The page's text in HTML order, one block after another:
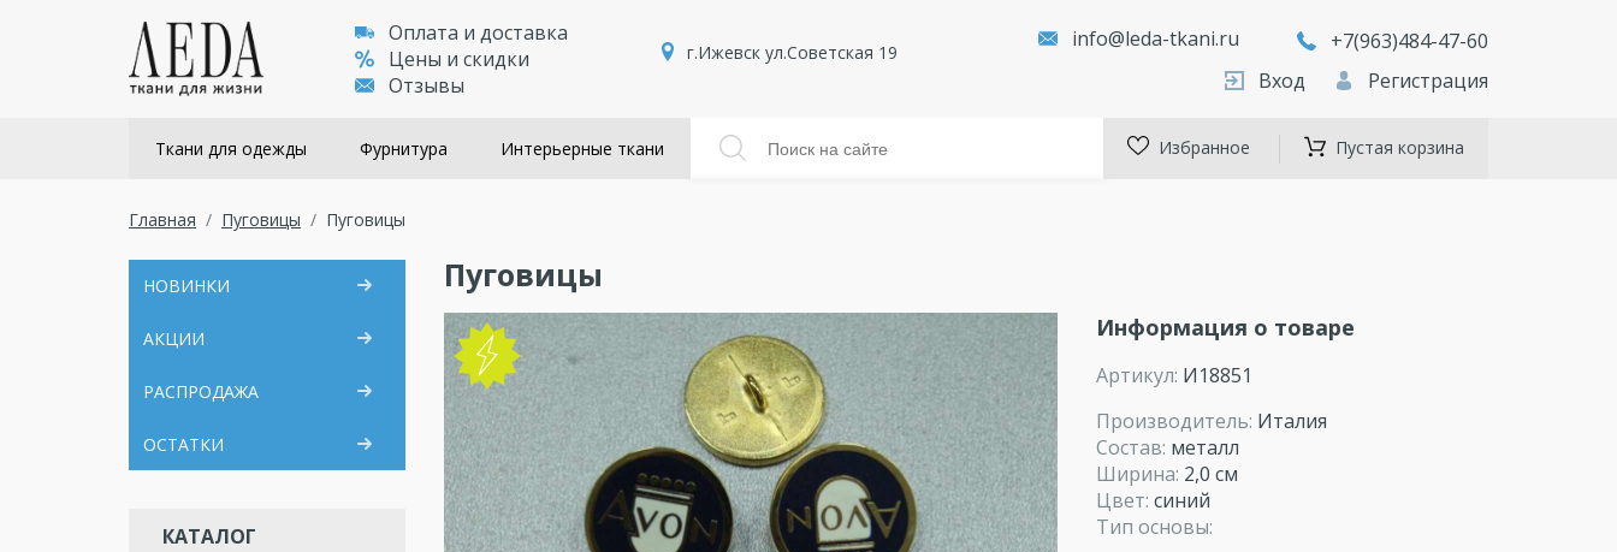
Оплата и доставка
Цены и скидки
Отзывы
г.Ижевск ул.Советская 19
info@leda-tkani.ru
+7(963)484-47-60
Вход
Регистрация
Ткани для одежды Фурнитура Интерьерные ткани Избранное Пустая корзина
Главная Пуговицы Пуговицы
НОВИНКИ
АКЦИИ
РАСПРОДАЖА
ОСТАТКИ
КАТАЛОГ
Пуговицы
Информация о товаре
Артикул: И18851
Производитель: Италия
Состав: металл
Ширина: 2,0 см
Цвет:синий
Тип основы: